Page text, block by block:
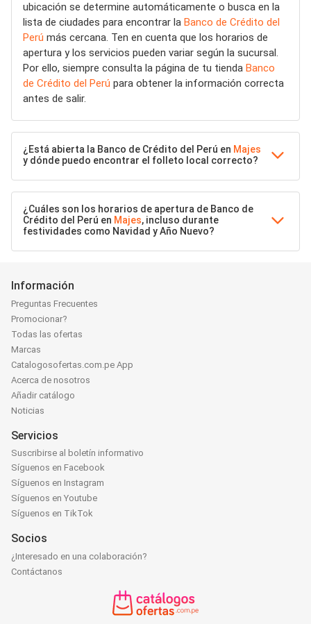
ubicación se determine automáticamente o busca en la
lista de ciudades para encontrar la Banco de Crédito del
Perú más cercana. Ten en cuenta que los horarios de
apertura y los servicios pueden variar según la sucursal.
Por ello, siempre consulta la página de tu tienda Banco
de Crédito del Perú para obtener la información correcta
antes de salir.
¿Está abierta la Banco de Crédito del Perú en Majes
y dónde puedo encontrar el folleto local correcto?
¿Cuáles son los horarios de apertura de Banco de
Crédito del Perú en Majes, incluso durante
festividades como Navidad y Año Nuevo?
Información
Preguntas Frecuentes
Promocionar?
Todas las ofertas
Marcas
Catalogosofertas.com.pe App
Acerca de nosotros
Añadir catálogo
Noticias
Servicios
Suscribirse al boletín informativo
Síguenos en Facebook
Síguenos en Instagram
Síguenos en Youtube
Síguenos en TikTok
Socios
¿Interesado en una colaboración?
Contáctanos